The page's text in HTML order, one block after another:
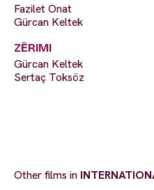
Fazilet Onat
Gürcan Keltek
ZËRIMI
Gürcan Keltek
Sertaç Toksöz
Other films in